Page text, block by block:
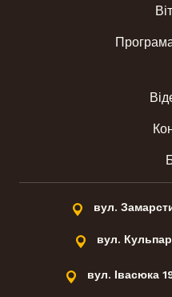
вул.
вул.
вул. Івасюка